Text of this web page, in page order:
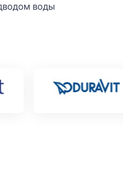
воды